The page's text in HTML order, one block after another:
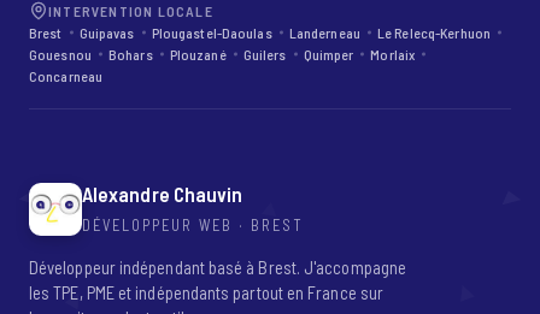
INTERVENTION LOCALE
Brest
Guipavas Plougastel-Daoulas Landerneau
Le Relecq-Kerhuon
Gouesnou
Bohars Plouzané Guilers Quimper
Morlaix
Concarneau
Alexandre Chauvin
DÉVELOPPEUR WEB · BREST
Développeur indépendant basé à Brest. J'accompagne
les TPE, PME et indépendants partout en France sur